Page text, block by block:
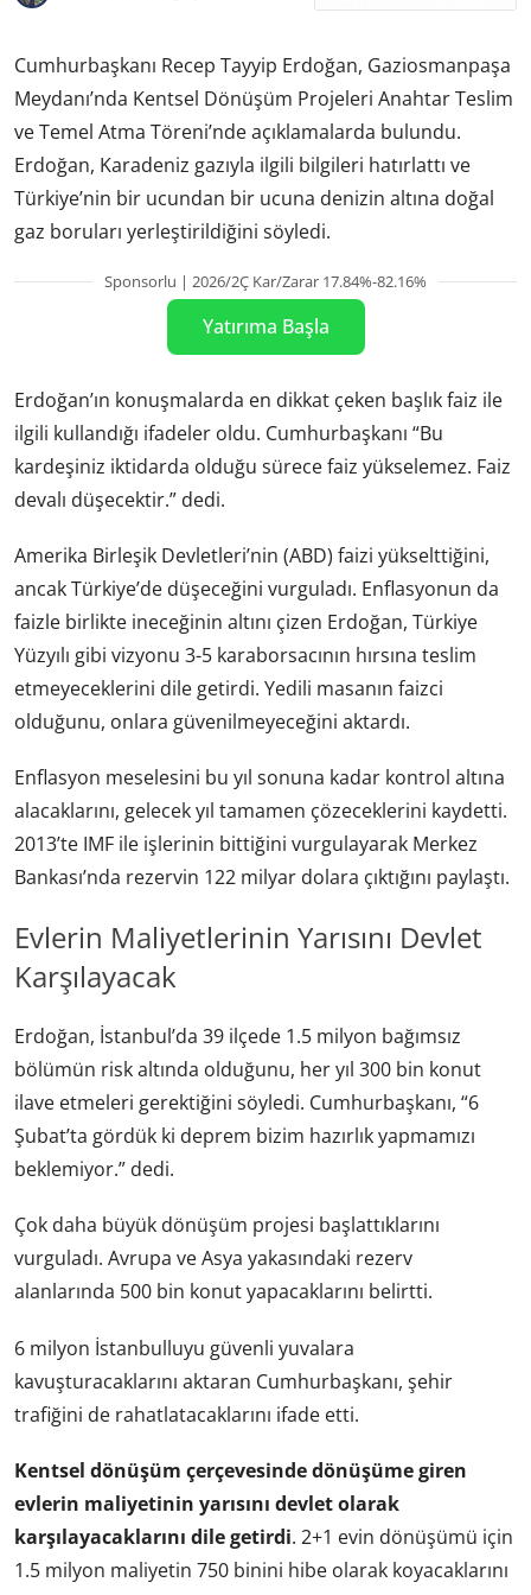
Cumhurbaşkanı Recep Tayyip Erdoğan, Gaziosmanpaşa
Meydanı’nda Kentsel Dönüşüm Projeleri Anahtar Teslim
ve Temel Atma Töreni’nde açıklamalarda bulundu.
Erdoğan, Karadeniz gazıyla ilgili bilgileri hatırlattı ve
Türkiye’nin bir ucundan bir ucuna denizin altına doğal
gaz boruları yerleştirildiğini söyledi.
Sponsorlu | 2026/2Ç Kar/Zarar 17.84%-82.16%
Yatırıma Başla
Erdoğan’ın konuşmalarda en dikkat çeken başlık faiz ile
ilgili kullandığı ifadeler oldu. Cumhurbaşkanı “Bu
kardeşiniz iktidarda olduğu sürece faiz yükselemez. Faiz
devalı düşecektir.” dedi.
Amerika Birleşik Devletleri’nin (ABD) faizi yükselttiğini,
ancak Türkiye’de düşeceğini vurguladı. Enflasyonun da
faizle birlikte ineceğinin altını çizen Erdoğan, Türkiye
Yüzyılı gibi vizyonu 3-5 karaborsacının hırsına teslim
etmeyeceklerini dile getirdi. Yedili masanın faizci
olduğunu, onlara güvenilmeyeceğini aktardı.
Enflasyon meselesini bu yıl sonuna kadar kontrol altına
alacaklarını, gelecek yıl tamamen çözeceklerini kaydetti.
2013’te IMF ile işlerinin bittiğini vurgulayarak Merkez
Bankası’nda rezervin 122 milyar dolara çıktığını paylaştı.
Evlerin Maliyetlerinin Yarısını Devlet
Karşılayacak
Erdoğan, İstanbul’da 39 ilçede 1.5 milyon bağımsız
bölümün risk altında olduğunu, her yıl 300 bin konut
ilave etmeleri gerektiğini söyledi. Cumhurbaşkanı, “6
Şubat’ta gördük ki deprem bizim hazırlık yapmamızı
beklemiyor.” dedi.
Çok daha büyük dönüşüm projesi başlattıklarını
vurguladı. Avrupa ve Asya yakasındaki rezerv
alanlarında 500 bin konut yapacaklarını belirtti.
6 milyon İstanbulluyu güvenli yuvalara
kavuşturacaklarını aktaran Cumhurbaşkanı, şehir
trafiğini de rahatlatacaklarını ifade etti.
Kentsel dönüşüm çerçevesinde dönüşüme giren
evlerin maliyetinin yarısını devlet olarak
karşılayacaklarını dile getirdi. 2+1 evin dönüşümü için
1.5 milyon maliyetin 750 binini hibe olarak koyacaklarını